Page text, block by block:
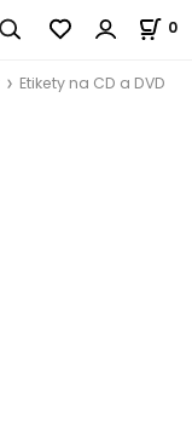
0
Etikety na CD a DVD